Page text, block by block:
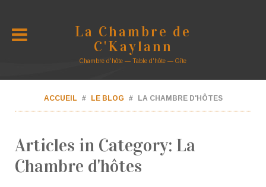
La Chambre de
C'Kaylann
Chambre d'hôte — Table d'hôte — Gîte
ACCUEIL LE BLOG LA CHAMBRE D'HÔTES
Articles in Category: La
Chambre d'hôtes